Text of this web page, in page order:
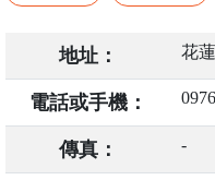
地址： 花
電話或手機：
傳真： -